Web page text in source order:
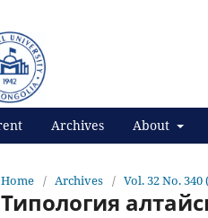
Archives About
Home / Archives / Vol. 32 No.
Типология